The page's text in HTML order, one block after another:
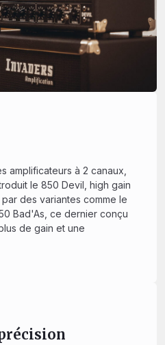
amplificateurs à 2 canaux,
le 850 Devil, high gain
des variantes comme le
Bad'As, ce dernier conçu
de gain et une